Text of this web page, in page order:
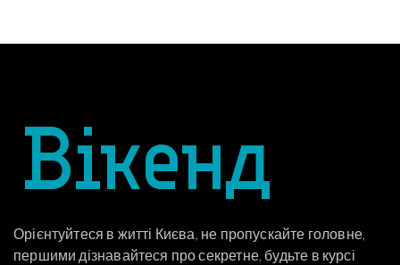
Орієнтуйтеся в житті Києва, не пропускайте головне,
першими дізнавайтеся про секретне, будьте в курсі